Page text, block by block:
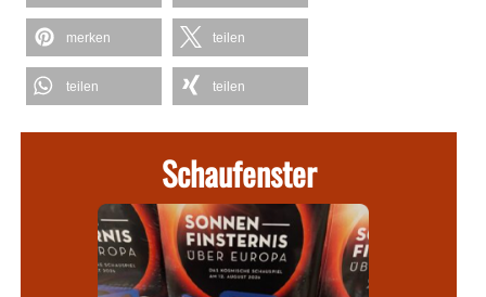
merken teilen
teilen teilen
Schaufenster